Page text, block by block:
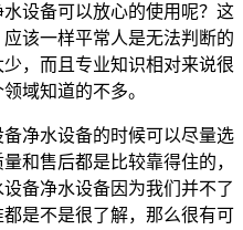
设备可以放心的使用呢？这
该一样平常人是无法判断的
，而且专业知识相对来说很
域知道的不多。
净水设备的时候可以尽量选
和售后都是比较靠得住的，
备净水设备因为我们并不了
是不是很了解，那么很有可